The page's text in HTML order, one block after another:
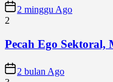
2 minggu Ago
2
Pecah Ego
2 bulan Ago